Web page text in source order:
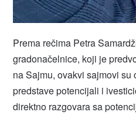
Prema rečima Petra
gradonačelnice, koji je
na Sajmu, ovakvi sajmovi
predstave potencijali i
direktno razgovara sa